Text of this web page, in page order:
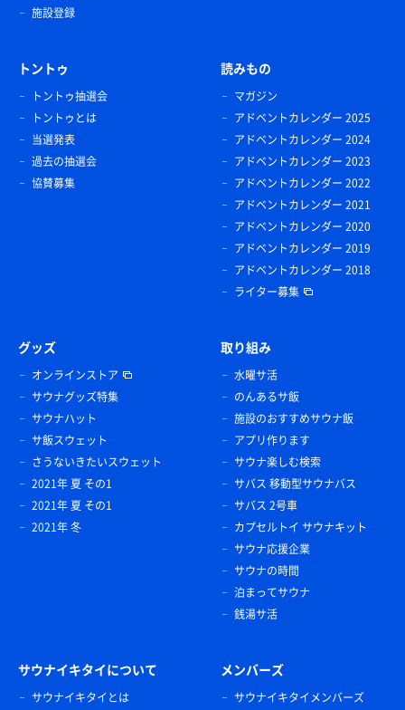
施設登録
トントゥ
トントゥ抽選会
トントゥとは
当選発表
過去の抽選会
協賛募集
読みもの
マガジン
アドベントカレンダー 2025
アドベントカレンダー 2024
アドベントカレンダー 2023
アドベントカレンダー 2022
アドベントカレンダー 2021
アドベントカレンダー 2020
アドベントカレンダー 2019
アドベントカレンダー 2018
ライター募集
グッズ
オンラインストア
サウナグッズ特集
サウナハット
サ飯スウェット
さうないきたいスウェット
2021年 夏 その1
2021年 夏 その1
2021年 冬
取り組み
水曜サ活
のんあるサ飯
施設のおすすめサウナ飯
アプリ作ります
サウナ楽しむ検索
サバス 移動型サウナバス
サバス 2号車
カプセルトイ サウナキット
サウナ応援企業
サウナの時間
泊まってサウナ
銭湯サ活
サウナイキタイについて
サウナイキタイとは
メンバーズ
サウナイキタイメンバーズ